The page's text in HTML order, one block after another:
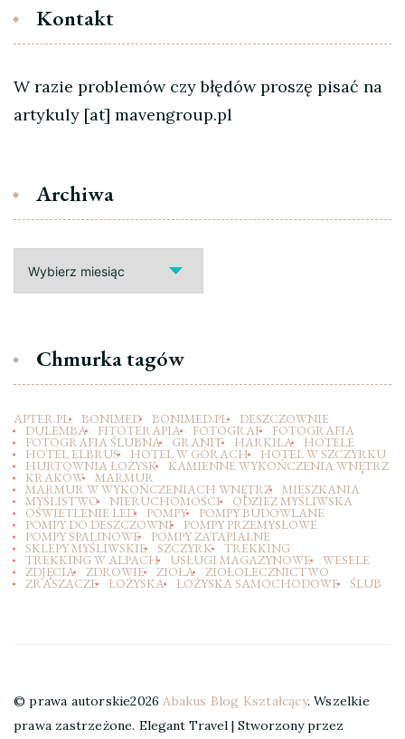
Kontakt
W razie problemów czy błędów proszę pisać na
artykuly [at] mavengroup.pl
Archiwa
Chmurka tagów
APTER.PL BONIMED BONIMED.PL DESZCZOWNIE
DULEMBA FITOTERAPIA FOTOGRAF FOTOGRAFIA
FOTOGRAFIA ŚLUBNA GRANIT HARKILA HOTELE
HOTEL ELBRUS HOTEL W GÓRACH HOTEL W SZCZYRKU
HURTOWNIA ŁOŻYSK KAMIENNE WYKOŃCZENIA WNĘTRZ
KRAKÓW MARMUR
MARMUR W WYKOŃCZENIACH WNĘTRZ MIESZKANIA
MYŚLISTWO NIERUCHOMOŚCI ODZIEZ MYŚLIWSKA
OŚWIETLENIE LED POMPY POMPY BUDOWLANE
POMPY DO DESZCZOWNI POMPY PRZEMYSŁOWE
POMPY SPALINOWE POMPY ZATAPIALNE
SKLEPY MYŚLIWSKIE SZCZYRK TREKKING
TREKKING W ALPACH USŁUGI MAGAZYNOWE WESELE
ZDJĘCIA ZDROWIE ZIOŁA ZIOŁOLECZNICTWO
ZRASZACZE ŁOŻYSKA ŁOŻYSKA SAMOCHODOWE ŚLUB
© prawa autorskie2026Abakus Blog Kształcący. Wszelkie
prawa zastrzeżone. Elegant Travel | Stworzony przez